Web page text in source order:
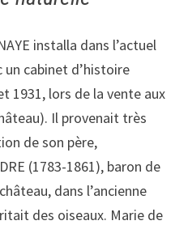
installa dans l’actuel
un cabinet d’histoire
1931, lors de la vente aux
Il provenait très
de son père,
(1783-1861), baron de
dans l’ancienne
des oiseaux. Marie de